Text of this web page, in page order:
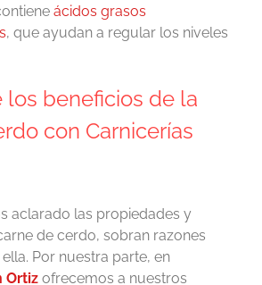
ácidos grasos
, que ayudan a regular los niveles
los beneficios de la
con Carnicerías
aclarado las propiedades y
de cerdo, sobran razones
Por nuestra parte, en
Ortiz ofrecemos a nuestros